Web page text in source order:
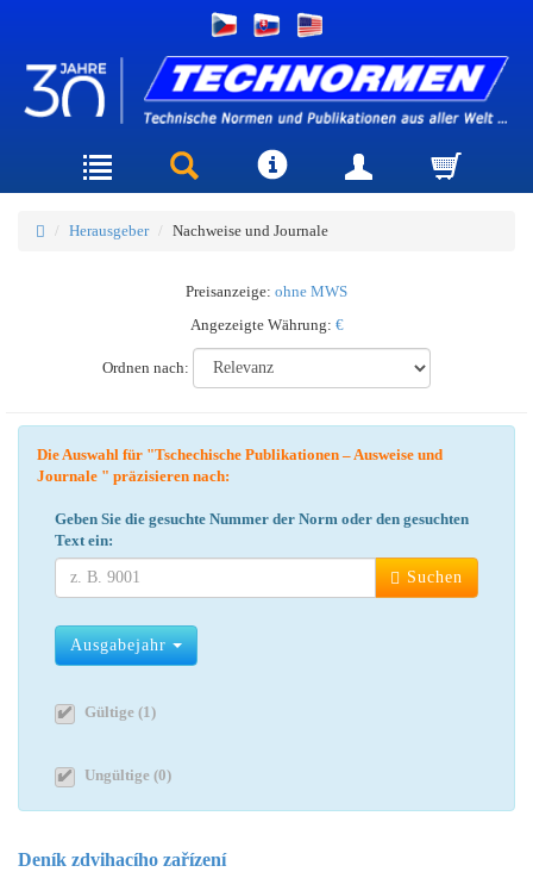
Herausgeber Nachweise und Journale
Preisanzeige: ohne MWS
Angezeigte Währung: €
Ordnen nach:
Die Auswahl für "Tschechische Publikationen – Ausweise und
Journale " präzisieren nach:
Geben Sie die gesuchte Nummer der Norm oder den gesuchten
Text ein:
Suchen
Ausgabejahr
Gültige (1)
Ungültige (0)
Deník zdvihacího zařízení